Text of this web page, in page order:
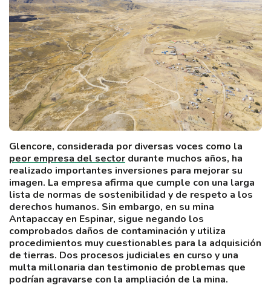
Glencore, considerada por diversas voces como la
peor empresa del sector durante muchos años, ha
realizado importantes inversiones para mejorar su
imagen. La empresa afirma que cumple con una larga
lista de normas de sostenibilidad y de respeto a los
derechos humanos. Sin embargo, en su mina
Antapaccay en Espinar, sigue negando los
comprobados daños de contaminación y utiliza
procedimientos muy cuestionables para la adquisición
de tierras. Dos procesos judiciales en curso y una
multa millonaria dan testimonio de problemas que
podrían agravarse con la ampliación de la mina.